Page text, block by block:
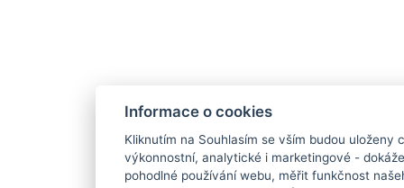
Informace o cookies
Kliknutím na Souhlasím se vším budou uloženy
výkonnostní, analytické i marketingové -
pohodlné používání webu, měřit funkčnost